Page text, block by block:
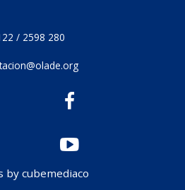
/ 2598 280
by cubemediaco